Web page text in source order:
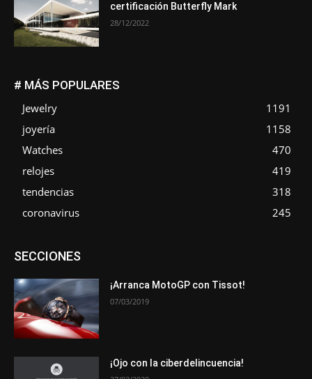
certificación Butterfly Mark
28/12/2022
# MÁS POPULARES
Jewelry
1191
joyería
1158
Watches
470
relojes
419
tendencias
318
coronavirus
245
SECCIONESAsociaciones
Novedades
Opiniones Premios Secciones
¡Arranca MotoGP con Tissot!
07/03/2019
¡Ojo con la ciberdelincuencia!